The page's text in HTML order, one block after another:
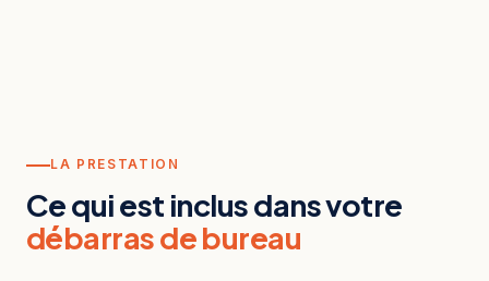
LA PRESTATION
Ce qui est inclus dans votre
débarras de bureau